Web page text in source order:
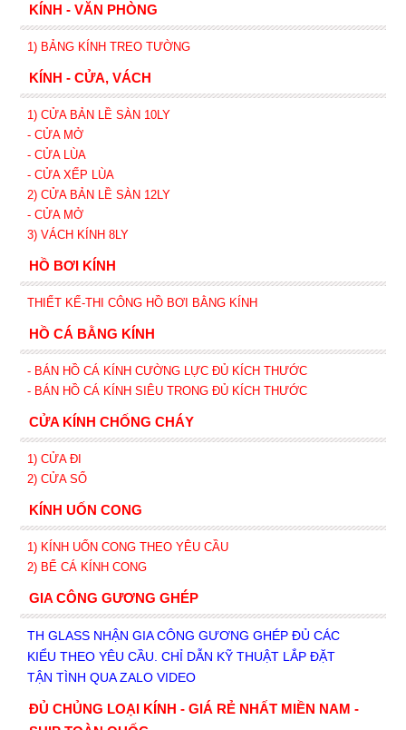
KÍNH - VĂN PHÒNG
1) BẢNG KÍNH TREO TƯỜNG
KÍNH - CỬA, VÁCH
1) CỬA BẢN LỀ SÀN 10LY
- CỬA MỞ
- CỬA LÙA
- CỬA XẾP LÙA
2) CỬA BẢN LỀ SÀN 12LY
- CỬA MỞ
3) VÁCH KÍNH 8LY
HỒ BƠI KÍNH
THIẾT KẾ-THI CÔNG HỒ BƠI BẰNG KÍNH
HỒ CÁ BẰNG KÍNH
- BÁN HỒ CÁ KÍNH CƯỜNG LỰC ĐỦ KÍCH THƯỚC
- BÁN HỒ CÁ KÍNH SIÊU TRONG ĐỦ KÍCH THƯỚC
CỬA KÍNH CHỐNG CHÁY
1) CỬA ĐI
2) CỬA SỔ
KÍNH UỐN CONG
1) KÍNH UỐN CONG THEO YÊU CẦU
2) BỂ CÁ KÍNH CONG
GIA CÔNG GƯƠNG GHÉP
TH GLASS NHẬN GIA CÔNG GƯƠNG GHÉP ĐỦ CÁC
KIỂU THEO YÊU CẦU. CHỈ DẪN KỸ THUẬT LẮP ĐẶT
TẬN TÌNH QUA ZALO VIDEO
ĐỦ CHỦNG LOẠI KÍNH - GIÁ RẺ NHẤT MIỀN NAM -